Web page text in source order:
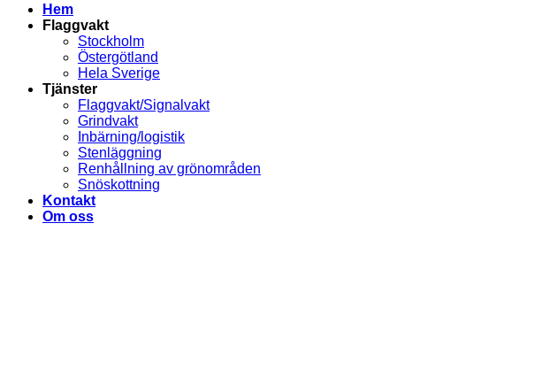
Hem
Flaggvakt
Stockholm
Östergötland
Hela Sverige
Tjänster
Flaggvakt/Signalvakt
Grindvakt
Inbärning/logistik
Stenläggning
Renhållning av grönområden
Snöskottning
Kontakt
Om oss